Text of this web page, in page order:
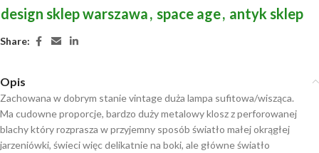
design sklep warszawa, space age, antyk sklep
Share:
Opis
Zachowana w dobrym stanie vintage duża lampa sufitowa/wisząca.
Ma cudowne proporcje, bardzo duży metalowy klosz z perforowanej
blachy który rozprasza w przyjemny sposób światło małej okrągłej
jarzeniówki, świeci więc delikatnie na boki, ale główne światło